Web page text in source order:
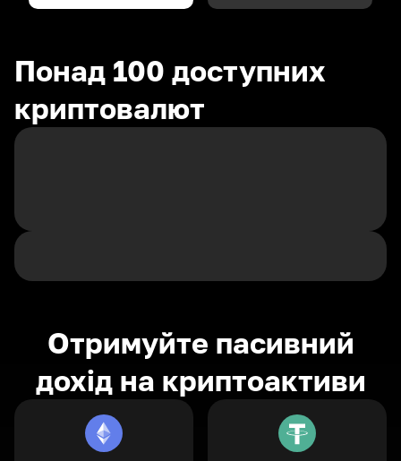
Понад 100 доступних
криптовалют
Отримуйте пасивний
дохід на криптоактиви